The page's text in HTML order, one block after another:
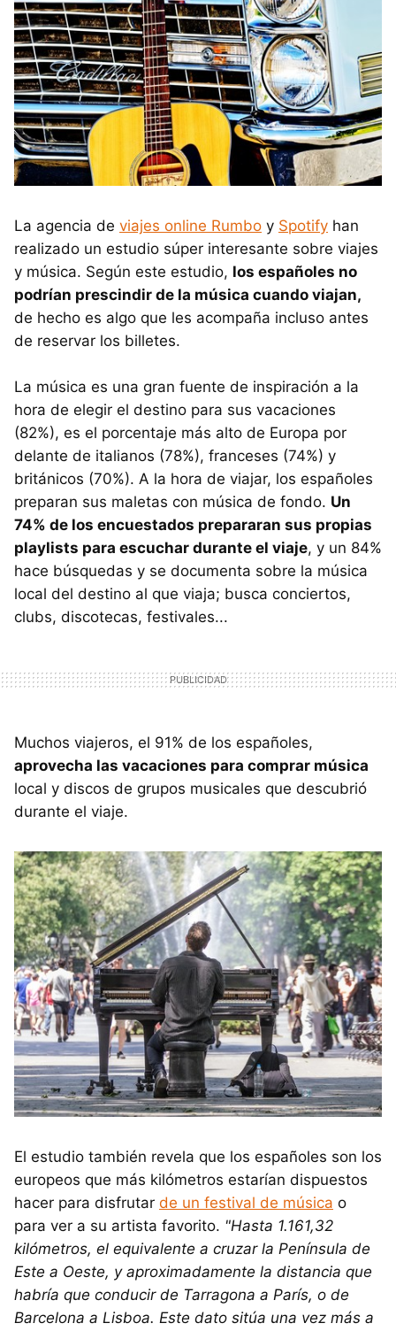
La agencia de viajes online Rumbo y Spotify han
realizado un estudio súper interesante sobre viajes
y música. Según este estudio, los españoles no
podrían prescindir de la música cuando viajan,
de hecho es algo que les acompaña incluso antes
de reservar los billetes.
La música es una gran fuente de inspiración a la
hora de elegir el destino para sus vacaciones
(82%), es el porcentaje más alto de Europa por
delante de italianos (78%), franceses (74%) y
británicos (70%). A la hora de viajar, los españoles
preparan sus maletas con música de fondo. Un
74% de los encuestados prepararan sus propias
playlists para escuchar durante el viaje, y un 84%
hace búsquedas y se documenta sobre la música
local del destino al que viaja; busca conciertos,
clubs, discotecas, festivales...
Muchos viajeros, el 91% de los españoles,
aprovecha las vacaciones para comprar música
local y discos de grupos musicales que descubrió
durante el viaje.
El estudio también revela que los españoles son los
europeos que más kilómetros estarían dispuestos
hacer para disfrutar de un festival de música o
para ver a su artista favorito. "Hasta 1.161,32
kilómetros, el equivalente a cruzar la Península de
Este a Oeste, y aproximadamente la distancia que
habría que conducir de Tarragona a París, o de
Barcelona a Lisboa. Este dato sitúa una vez más a